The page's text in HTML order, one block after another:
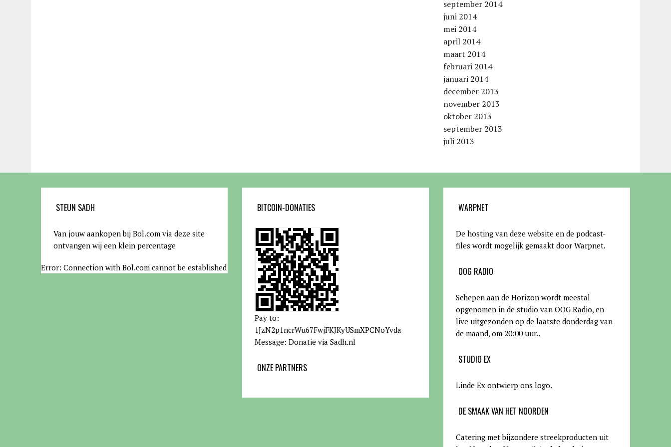
september 2014
juni 2014
mei 2014
april 2014
maart 2014
februari 2014
januari 2014
december 2013
november 2013
oktober 2013
september 2013
juli 2013
STEUN SADH
Van jouw aankopen bij Bol.com via deze site
ontvangen wij een klein percentage
Error: Connection with Bol.com cannot be established
BITCOIN-DONATIES
Pay to:
1JzN2p1ncrWu67FwjFKJKyUSmXPCNoYvda
Message: Donatie via Sadh.nl
ONZE PARTNERS
WARPNET
De hosting van deze website en de podcast-
files wordt mogelijk gemaakt door Warpnet.
OOG RADIO
Schepen aan de Horizon wordt meestal
opgenomen in de studio van OOG Radio, en
live uitgezonden op de laatste donderdag van
de maand, om 20:00 uur..
STUDIO EX
Linde Ex ontwierp ons logo.
DE SMAAK VAN HET NOORDEN
Catering met bijzondere streekproducten uit